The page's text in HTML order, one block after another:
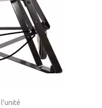
l'unité